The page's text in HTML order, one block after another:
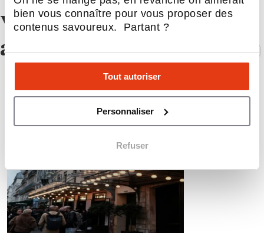
bien vous connaître pour vous proposer des
contenus savoureux. Partant ?
Tout autoriser
Personnaliser
Refuser
Vous aimerez
aussi !